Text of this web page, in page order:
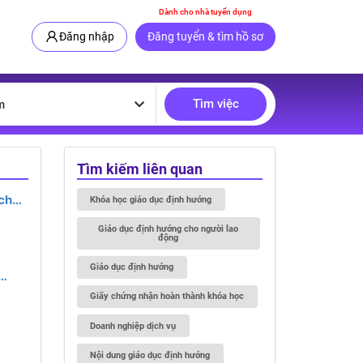
Dành cho nhà tuyển dụng
Đăng nhập Đăng tuyển & tìm hồ sơ
Tìm việc
Tìm kiếm liên quan
Khóa học giáo dục định hướng
Giáo dục định hướng cho người lao
động
Giáo dục định hướng
Giấy chứng nhận hoàn thành khóa học
Doanh nghiệp dịch vụ
Nội dung giáo dục định hướng